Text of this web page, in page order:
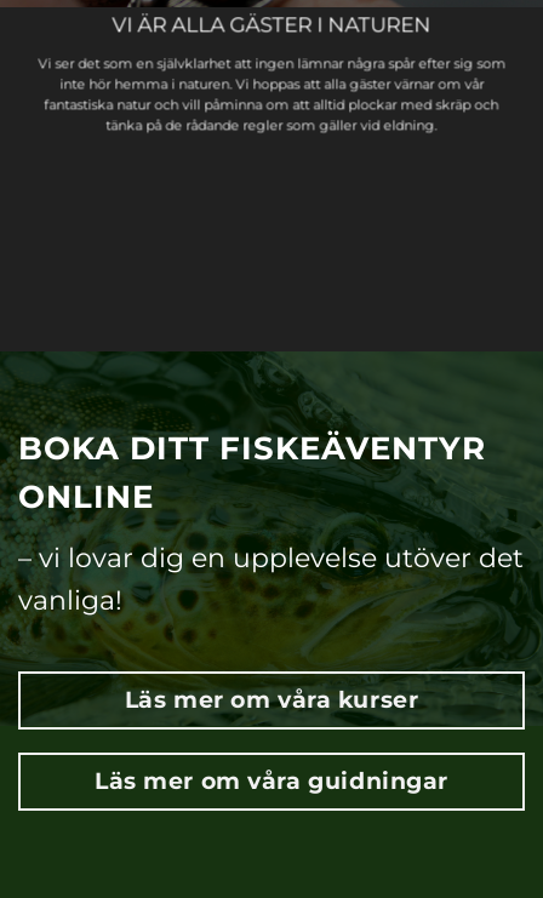
VI ÄR ALLA GÄSTER I NATUREN
Vi ser det som en självklarhet att ingen lämnar några spår efter sig som
inte hör hemma i naturen. Vi hoppas att alla gäster värnar om vår
fantastiska natur och vill påminna om att alltid plockar med skräp och
tänka på de rådande regler som gäller vid eldning.
BOKA DITT FISKEÄVENTYR
ONLINE
– vi lovar dig en upplevelse utöver det
vanliga!
Läs mer om våra kurser
Läs mer om våra guidningar